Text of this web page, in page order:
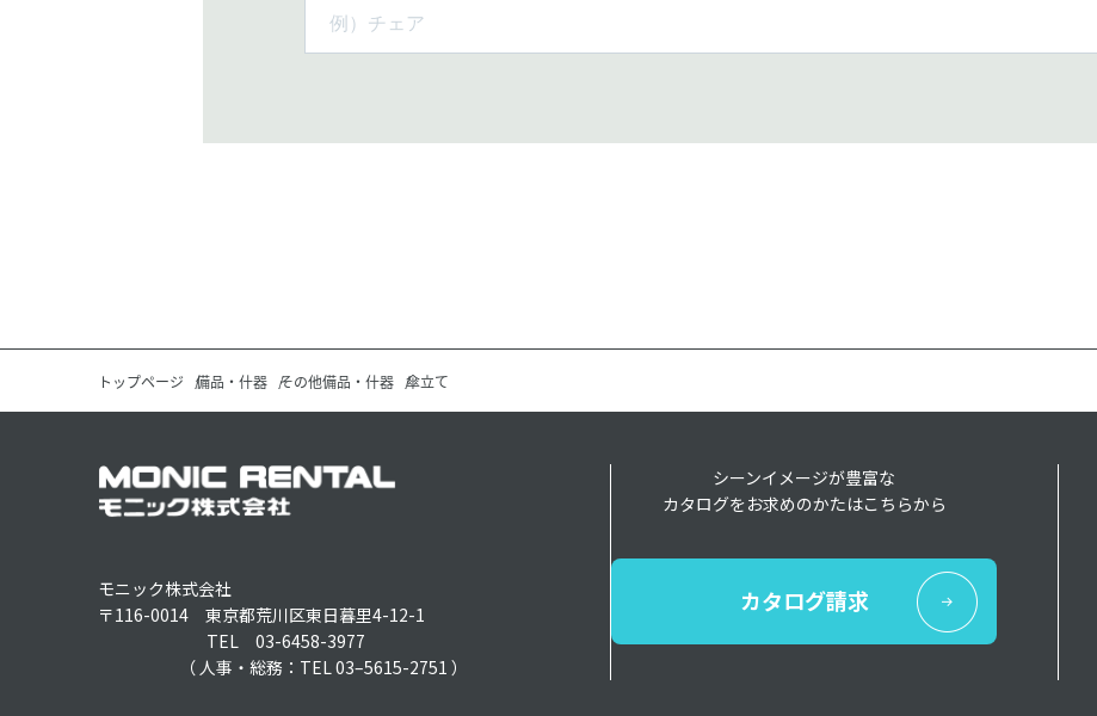
トップページ 備品・什器 その他備品・什器 傘立て
モニック株式会社
〒116-0014 東京都荒川区東日暮里4-12-1
TEL 03-6458-3977
（ 人事・総務：TEL 03–5615-2751 ）
シーンイメージが豊富な
カタログをお求めのかたはこちらから
カタログ請求